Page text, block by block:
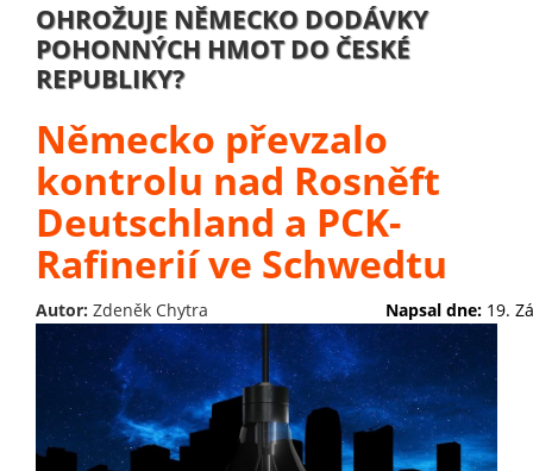
OHROŽUJE NĚMECKO DODÁVKY
POHONNÝCH HMOT DO ČESKÉ
REPUBLIKY?
Německo převzalo
kontrolu nad Rosněft
Deutschland a PCK-
Rafinerií ve Schwedtu
Autor: Zdeněk Chytra Napsal dne: 19.